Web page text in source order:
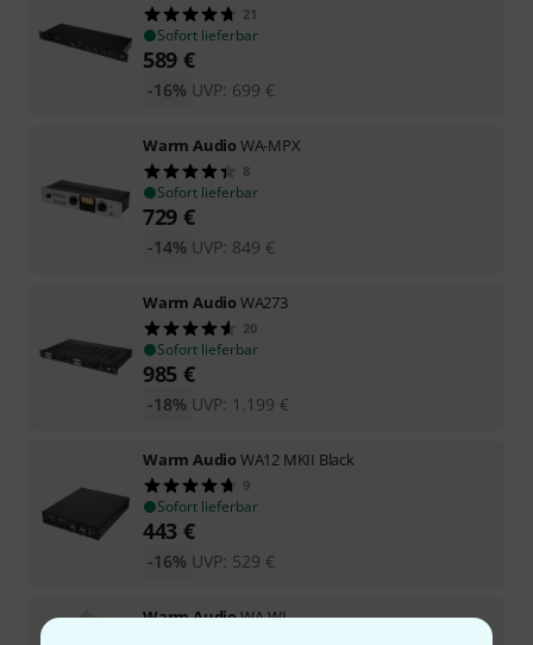
21
Sofort lieferbar
589 €
UVP: 699 €
-16%
Warm AudioWA-MPX
8
Sofort lieferbar
729 €
UVP: 849 €
-14%
Warm AudioWA273
20
Sofort lieferbar
985 €
UVP: 1.199 €
-18%
Warm AudioWA12 MKII Black
9
Sofort lieferbar
443 €
UVP: 529 €
-16%
Warm AudioWA-WL